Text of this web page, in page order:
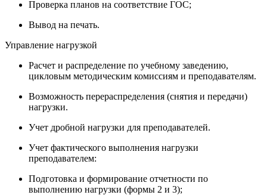
Проверка планов на соответствие ГОС;
Вывод на печать.
Управление нагрузкой
Расчет и распределение по учебному заведению,
цикловым методическим комиссиям и преподавателям.
Возможность перераспределения (снятия и передачи)
нагрузки.
Учет дробной нагрузки для преподавателей.
Учет фактического выполнения нагрузки
преподавателем:
Подготовка и формирование отчетности по
выполнению нагрузки (формы 2 и 3);